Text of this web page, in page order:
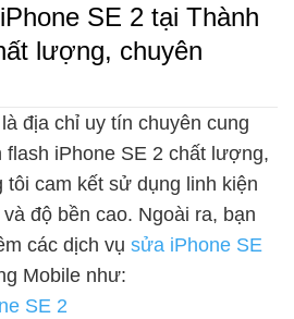
SE 2 tại Thành
lượng, chuyên
địa chỉ uy tín chuyên cung
flash iPhone SE 2 chất lượng,
tôi cam kết sử dụng linh kiện
độ bền cao. Ngoài ra, bạn
các dịch vụ sửa iPhone SE
Mobile như:
SE 2